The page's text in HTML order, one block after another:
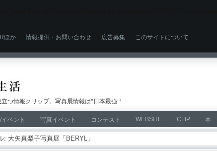
ほか 情報提供・お問い合わせ 広告募集 このサイトについて
つ情報クリップ。写真展情報は"日本最強"!
ベント 写真イベント コンテスト WEBSITE CLIP 本
: 大矢真梨子写真展「BERYL」